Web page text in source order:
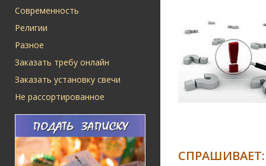
Современность
Религии
Разное
Заказать требу онлайн
Заказать установку свечи
Не рассортированное
СПРАШИВАЕТ: